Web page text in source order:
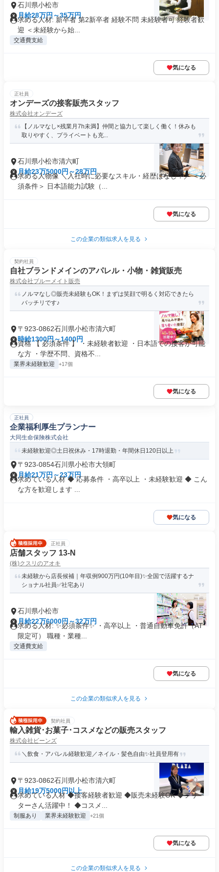
石川県小松市
月給28万円～35万円
求める人材: 新卒者 第2新卒者 経験不問 未経験者可 経験者歓
迎 ＜未経験から始...
交通費支給
気になる
正社員
オンデーズの接客販売スタッフ
株式会社オンデーズ
【ノルマなし×残業月7h未満】仲間と協力して楽しく働く！休みも
取りやすく、プライベートも充...
石川県小松市清六町
月給23万5000円～28万円
求める人物像 ＼入社時に必要なスキル・経歴はなし！／ ＜必
須条件＞ 日本語能力試験（...
気になる
この企業の類似求人を見る
契約社員
自社ブランドメインのアパレル・小物・雑貨販売
株式会社ブルーメイト販売
ノルマなし◎販売未経験もOK！まずは笑顔で明るく対応できたら
バッチリです♪
〒923-0862石川県小松市清六町
時給1300円～1400円
資格 【 必須条件 】 ・未経験者歓迎 ・日本語での接客が可能
な方 ・学歴不問、資格不...
業界未経験歓迎 +17個
気になる
正社員
企業福利厚生プランナー
大同生命保険株式会社
未経験歓迎◎土日祝休み・17時退勤・年間休日120日以上
〒923-0854石川県小松市大領町
月給21万円～23万円
求めている人材 ◆ 応募条件 ・高卒以上 ・未経験歓迎 ◆ こん
な方を歓迎します ...
気になる
正社員
店舗スタッフ 13-N
(株)クスリのアオキ
未経験から店長候補｜年収例900万円(10年目)✨全国で活躍するナ
ショナル社員✅社宅あり
石川県小松市
月給22万6000円～32万円
求める人材: ✨必須条件✨ ・高卒以上 ・普通自動車免許（AT
限定可） 職種・業種...
交通費支給
気になる
この企業の類似求人を見る
契約社員
輸入雑貨･お菓子･コスメなどの販売スタッフ
株式会社ビーンズ
＼飲食・アパレル経験歓迎／ネイル・髪色自由✨社員登用有
〒923-0862石川県小松市清六町
月給19万5000円以上
求めている人材 ◆接客経験者歓迎 ◆販売未経験OK ◆フリー
ターさん活躍中！ ◆コスメ...
制服あり 業界未経験歓迎 +21個
気になる
この企業の類似求人を見る